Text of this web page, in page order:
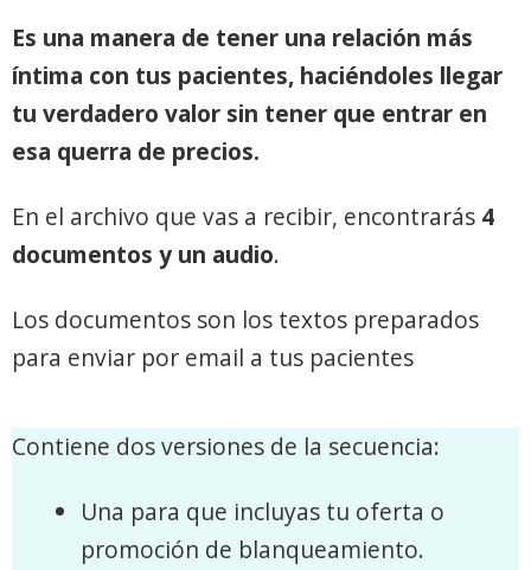
Es una manera de tener una relación más
íntima con tus pacientes, haciéndoles llegar
tu verdadero valor sin tener que entrar en
esa querra de precios.
En el archivo que vas a recibir, encontrarás 4
documentos y un audio.
Los documentos son los textos preparados
para enviar por email a tus pacientes
Contiene dos versiones de la secuencia:
Una para que incluyas tu oferta o
promoción de blanqueamiento.